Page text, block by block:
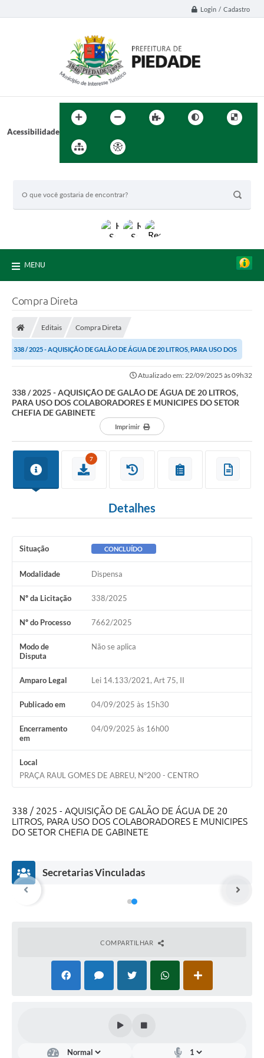
Login / Cadastro
Acessibilidade
MENU
Compra Direta
Editais Compra Direta
338 / 2025 - AQUISIÇÃO DE GALÃO DE ÁGUA DE 20 LITROS, PARA USO DOS
Atualizado em: 22/09/2025 às 09h32
338 / 2025 - AQUISIÇÃO DE GALÃO DE ÁGUA DE 20 LITROS,
PARA USO DOS COLABORADORES E MUNICIPES DO SETOR
CHEFIA DE GABINETE
Imprimir
7
Detalhes
Situação CONCLUÍDO
Modalidade Dispensa
Nº da Licitação 338/2025
Nº do Processo 7662/2025
Modo de
Disputa
Não se aplica
Amparo Legal Lei 14.133/2021, Art 75, II
Publicado em 04/09/2025 às 15h30
Encerramento
em
04/09/2025 às 16h00
Local
PRAÇA RAUL GOMES DE ABREU, N°200 - CENTRO
338 / 2025 - AQUISIÇÃO DE GALÃO DE ÁGUA DE 20
LITROS, PARA USO DOS COLABORADORES E MUNICIPES
DO SETOR CHEFIA DE GABINETE
Secretarias Vinculadas
COMPARTILHAR